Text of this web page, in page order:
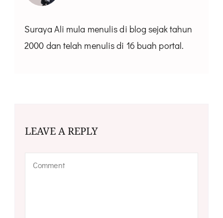
Suraya Ali mula menulis di blog sejak tahun
2000 dan telah menulis di 16 buah portal.
LEAVE A REPLY